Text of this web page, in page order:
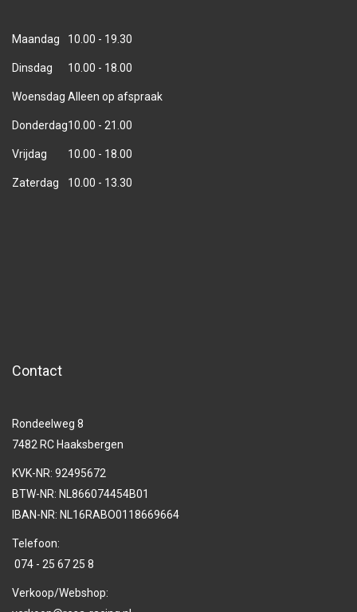
Maandag 10.00 - 19.30
Dinsdag 10.00 - 18.00
Woensdag Alleen op afspraak
Donderdag10.00 - 21.00
Vrijdag 10.00 - 18.00
Zaterdag 10.00 - 13.30
Contact
Rondeelweg 8
7482 RC Haaksbergen
KVK-NR: 92495672
BTW-NR: NL866074454B01
IBAN-NR: NL16RABO0118669664
Telefoon:
074 - 25 67 25 8
Verkoop/Webshop: